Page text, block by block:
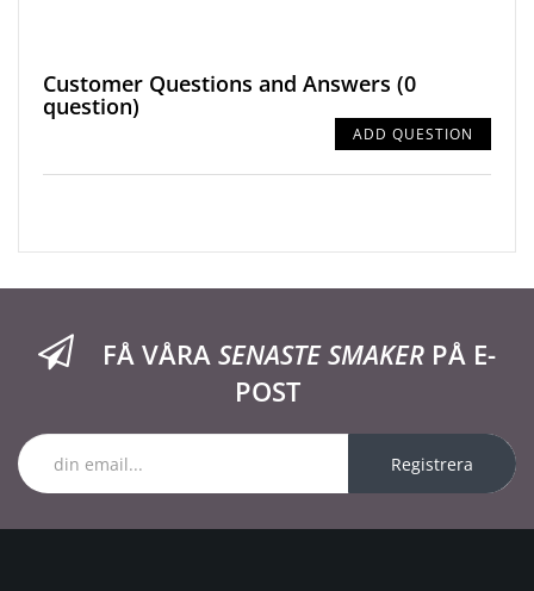
Customer Questions and Answers (0
question)
ADD QUESTION
FÅ VÅRA SENASTE SMAKER PÅ E-
POST
Registrera